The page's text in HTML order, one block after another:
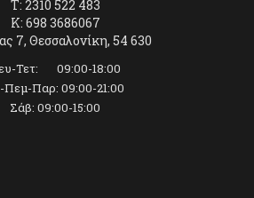
T: 2310 522 483
K: 698 3686067
7, Θεσσαλονίκη, 54 630
Τετ: 09:00-18:00
Πεμ-Παρ: 09:00-21:00
Σάβ: 09:00-15:00